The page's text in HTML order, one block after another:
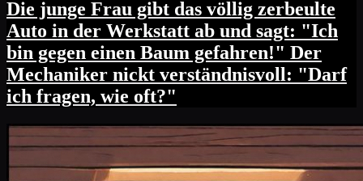
Die junge Frau gibt das völlig zerbeulte
Auto in der Werkstatt ab und sagt: "Ich
bin gegen einen Baum gefahren!" Der
Mechaniker nickt verständnisvoll: "Darf
ich fragen, wie oft?"